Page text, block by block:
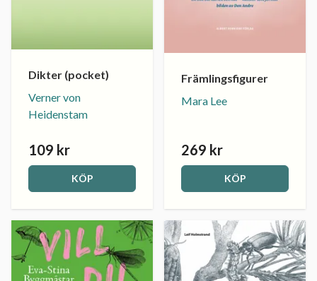
Dikter (pocket)
Verner von
Heidenstam
109 kr
KÖP
Främlingsfigurer
Mara Lee
269 kr
KÖP